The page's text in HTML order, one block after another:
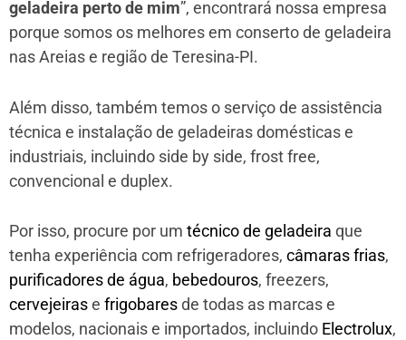
geladeira perto de mim”, encontrará nossa empresa
porque somos os melhores em conserto de geladeira
nas Areias e região de Teresina-PI.
Além disso, também temos o serviço de assistência
técnica e instalação de geladeiras domésticas e
industriais, incluindo side by side, frost free,
convencional e duplex.
Por isso, procure por um técnico de geladeira que
tenha experiência com refrigeradores, câmaras frias,
purificadores de água, bebedouros, freezers,
cervejeirase frigobaresde todas as marcas e
modelos, nacionais e importados, incluindo Electrolux,